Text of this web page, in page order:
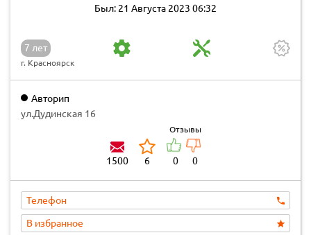
Был: 21 Августа 2023 06:32
7 лет
г. Красноярск
Авторип
ул.Дудинская 16
1500 6
Отзывы
0 0
Телефон
В избранное